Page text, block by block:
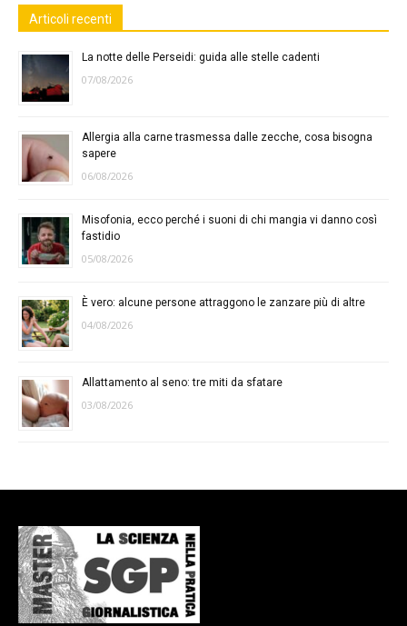
Articoli recenti
La notte delle Perseidi: guida alle stelle cadenti
07/08/2026
Allergia alla carne trasmessa dalle zecche, cosa bisogna
sapere
06/08/2026
Misofonia, ecco perché i suoni di chi mangia vi danno così
fastidio
05/08/2026
È vero: alcune persone attraggono le zanzare più di altre
04/08/2026
Allattamento al seno: tre miti da sfatare
03/08/2026